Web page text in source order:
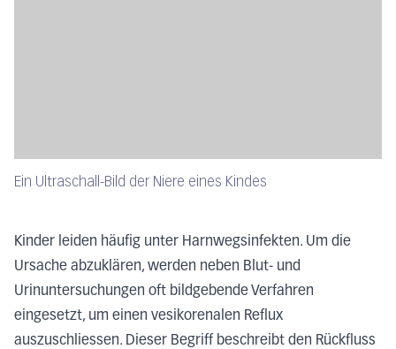
Ein Ultraschall-Bild der Niere eines Kindes
Kinder leiden häufig unter Harnwegsinfekten. Um die
Ursache abzuklären, werden neben Blut- und
Urinuntersuchungen oft bildgebende Verfahren
eingesetzt, um einen vesikorenalen Reflux
auszuschliessen. Dieser Begriff beschreibt den Rückfluss